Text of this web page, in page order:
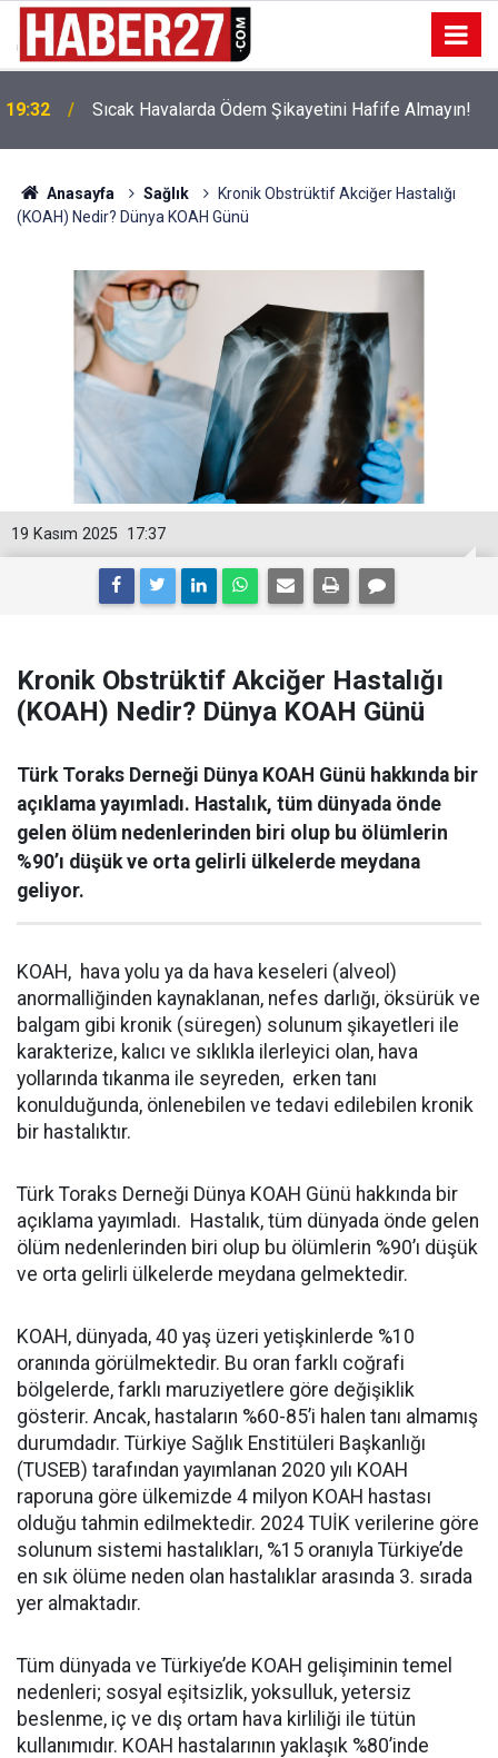
19:32 Sıcak Havalarda Ödem Şikayetini Hafife Almayın!
Anasayfa Sağlık
Kronik Obstrüktif Akciğer Hastalığı
(KOAH) Nedir? Dünya KOAH Günü
17:37
19 Kasım 2025
Kronik Obstrüktif Akciğer Hastalığı
(KOAH) Nedir? Dünya KOAH Günü
Türk Toraks Derneği Dünya KOAH Günü hakkında bir
açıklama yayımladı. Hastalık, tüm dünyada önde
gelen ölüm nedenlerinden biri olup bu ölümlerin
%90’ı düşük ve orta gelirli ülkelerde meydana
geliyor.
KOAH, hava yolu ya da hava keseleri (alveol)
anormalliğinden kaynaklanan, nefes darlığı, öksürük ve
balgam gibi kronik (süregen) solunum şikayetleri ile
karakterize, kalıcı ve sıklıkla ilerleyici olan, hava
yollarında tıkanma ile seyreden, erken tanı
konulduğunda, önlenebilen ve tedavi edilebilen kronik
bir hastalıktır.
Türk Toraks Derneği Dünya KOAH Günü hakkında bir
açıklama yayımladı. Hastalık, tüm dünyada önde gelen
ölüm nedenlerinden biri olup bu ölümlerin %90’ı düşük
ve orta gelirli ülkelerde meydana gelmektedir.
KOAH, dünyada, 40 yaş üzeri yetişkinlerde %10
oranında görülmektedir. Bu oran farklı coğrafi
bölgelerde, farklı maruziyetlere göre değişiklik
gösterir. Ancak, hastaların %60-85’i halen tanı almamış
durumdadır. Türkiye Sağlık Enstitüleri Başkanlığı
(TUSEB) tarafından yayımlanan 2020 yılı KOAH
raporuna göre ülkemizde 4 milyon KOAH hastası
olduğu tahmin edilmektedir. 2024 TUİK verilerine göre
solunum sistemi hastalıkları, %15 oranıyla Türkiye’de
en sık ölüme neden olan hastalıklar arasında 3. sırada
yer almaktadır.
Tüm dünyada ve Türkiye’de KOAH gelişiminin temel
nedenleri; sosyal eşitsizlik, yoksulluk, yetersiz
beslenme, iç ve dış ortam hava kirliliği ile tütün
kullanımıdır. KOAH hastalarının yaklaşık %80’inde